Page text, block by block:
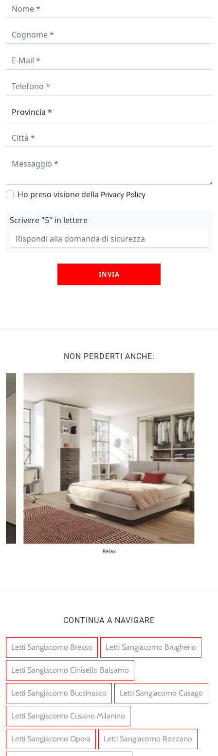
Ho preso visione della Privacy Policy
Scrivere "5" in lettere
INVIA
NON PERDERTI ANCHE:
Relax
CONTINUA A NAVIGARE
Letti Sangiacomo Bresso Letti Sangiacomo Brugherio
Letti Sangiacomo Cinisello Balsamo
Letti Sangiacomo Buccinasco Letti Sangiacomo Cusago
Letti Sangiacomo Cusano Milanino
Letti Sangiacomo Opera Letti Sangiacomo Rozzano